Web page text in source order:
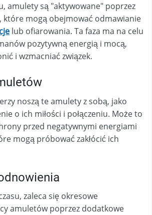
amulety są "aktywowane" poprzez
które mogą obejmować odmawianie
lub ofiarowania. Ta faza ma na celu
pozytywną energią i mocą,
i wzmacniać związek.
noszą te amulety z sobą, jako
o ich miłości i połączeniu. Może to
przed negatywnymi energiami
mogą próbować zakłócić ich
zaleca się okresowe
amuletów poprzez dodatkowe